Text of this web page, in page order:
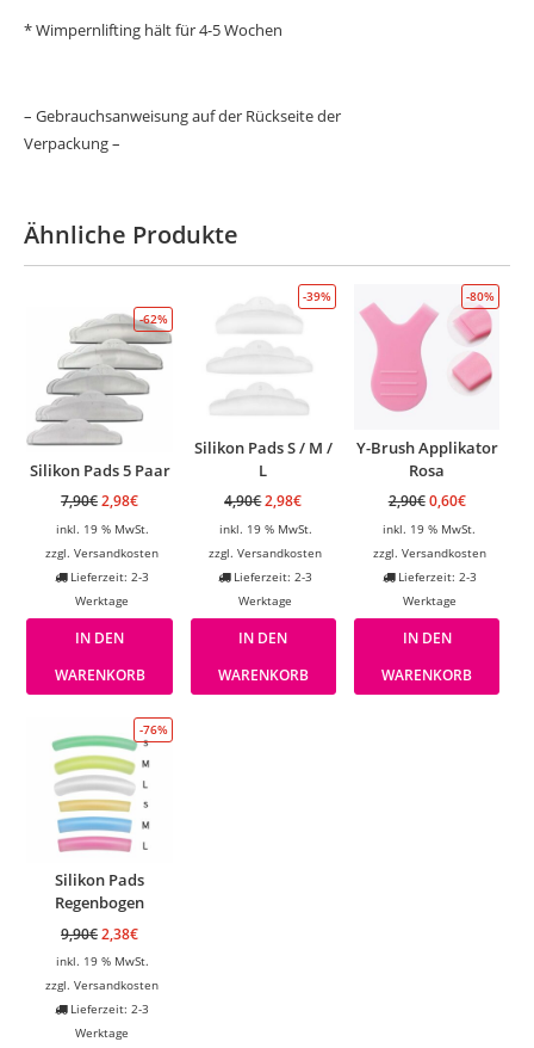
* Wimpernlifting hält für 4-5 Wochen
– Gebrauchsanweisung auf der Rückseite der
Verpackung –
Ähnliche Produkte
-62%
Silikon Pads 5 Paar
7,90€2,98€
inkl. 19 % MwSt.
zzgl.Versandkosten
Lieferzeit: 2-3
Werktage
IN DEN
WARENKORB
-39%
Silikon Pads S / M /
L
4,90€2,98€
inkl. 19 % MwSt.
zzgl.Versandkosten
Lieferzeit: 2-3
Werktage
IN DEN
WARENKORB
-80%
Y-Brush Applikator
Rosa
2,90€ 0,60€
inkl. 19 % MwSt.
zzgl. Versandkosten
Lieferzeit: 2-3
Werktage
IN DEN
WARENKORB
-76%
Silikon Pads
Regenbogen
9,90€2,38€
inkl. 19 % MwSt.
zzgl.Versandkosten
Lieferzeit: 2-3
Werktage